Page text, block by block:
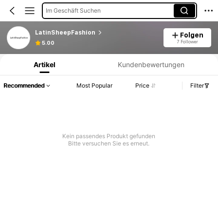
Im Geschäft Suchen
LatinSheepFashion
5.00
Folgen
7 Follower
Produktinformation: Preisangabe, Verkaufs- und Lagerbestandsdetails.
Artikel Kundenbewertungen
Recommended Most Popular Price Filter
Kein passendes Produkt gefunden
Bitte versuchen Sie es erneut.